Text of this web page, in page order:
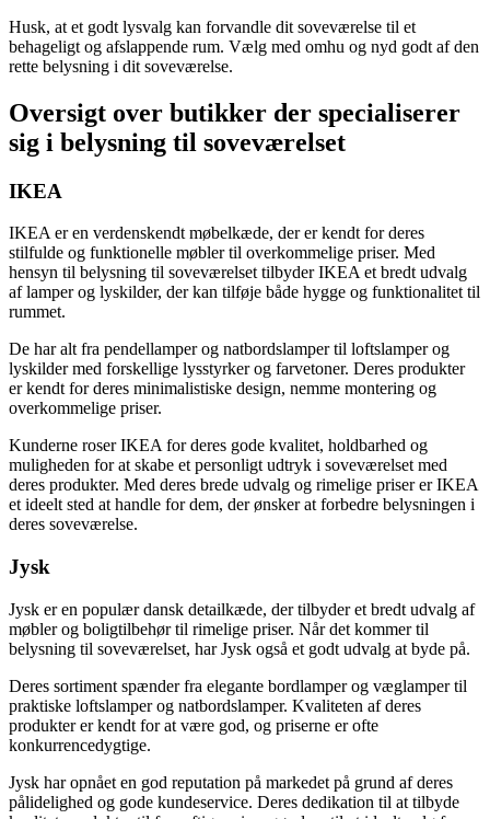
Husk, at et godt lysvalg kan forvandle dit soveværelse til et
behageligt og afslappende rum. Vælg med omhu og nyd godt af den
rette belysning i dit soveværelse.
Oversigt over butikker der specialiserer
sig i belysning til soveværelset
IKEA
IKEA er en verdenskendt møbelkæde, der er kendt for deres
stilfulde og funktionelle møbler til overkommelige priser. Med
hensyn til belysning til soveværelset tilbyder IKEA et bredt udvalg
af lamper og lyskilder, der kan tilføje både hygge og funktionalitet til
rummet.
De har alt fra pendellamper og natbordslamper til loftslamper og
lyskilder med forskellige lysstyrker og farvetoner. Deres produkter
er kendt for deres minimalistiske design, nemme montering og
overkommelige priser.
Kunderne roser IKEA for deres gode kvalitet, holdbarhed og
muligheden for at skabe et personligt udtryk i soveværelset med
deres produkter. Med deres brede udvalg og rimelige priser er IKEA
et ideelt sted at handle for dem, der ønsker at forbedre belysningen i
deres soveværelse.
Jysk
Jysk er en populær dansk detailkæde, der tilbyder et bredt udvalg af
møbler og boligtilbehør til rimelige priser. Når det kommer til
belysning til soveværelset, har Jysk også et godt udvalg at byde på.
Deres sortiment spænder fra elegante bordlamper og væglamper til
praktiske loftslamper og natbordslamper. Kvaliteten af deres
produkter er kendt for at være god, og priserne er ofte
konkurrencedygtige.
Jysk har opnået en god reputation på markedet på grund af deres
pålidelighed og gode kundeservice. Deres dedikation til at tilbyde